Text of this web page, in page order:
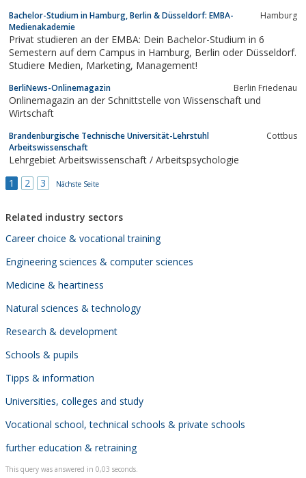
Bachelor-Studium in Hamburg, Berlin & Düsseldorf: EMBA-
Medienakademie
Hamburg
Privat studieren an der EMBA: Dein Bachelor-Studium in 6
Semestern auf dem Campus in Hamburg, Berlin oder Düsseldorf.
Studiere Medien, Marketing, Management!
BerliNews-Onlinemagazin Berlin Friedenau
Onlinemagazin an der Schnittstelle von Wissenschaft und
Wirtschaft
Brandenburgische Technische Universität-Lehrstuhl
Arbeitswissenschaft
Cottbus
Lehrgebiet Arbeitswissenschaft / Arbeitspsychologie
1
2 3 Nächste Seite
Related industry sectors
Career choice & vocational training
Engineering sciences & computer sciences
Medicine & heartiness
Natural sciences & technology
Research & development
Schools & pupils
Tipps & information
Universities, colleges and study
Vocational school, technical schools & private schools
further education & retraining
This query was answered in 0,03 seconds.